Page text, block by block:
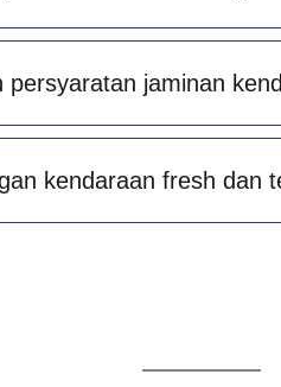
persyaratan jaminan
kendaraan fresh dan